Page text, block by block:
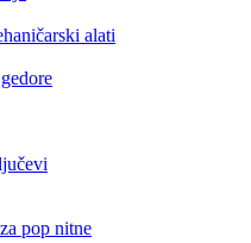
alati
pop nitne